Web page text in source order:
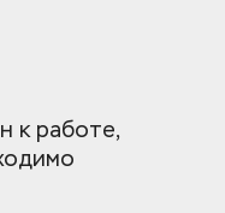
к работе,